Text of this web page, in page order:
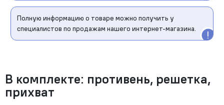
Полную информацию о товаре можно получить у
специалистов по продажам нашего интернет-магазина.
В комплекте: противень, решетка,
прихват